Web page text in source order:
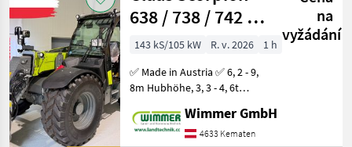
638 / 738 / 742 /
746 / 733 / 1033
na
vyžádání
143 kS/105 kW R. v. 2026
1 h
✅ Made in Austria ✅ 6, 2 - 9,
8m Hubhöhe, 3, 3 - 4, 6t
Stufenlosgetriebe✅ Der
neue CLAAS SCORPION
Wimmer GmbH
4633 Kematen